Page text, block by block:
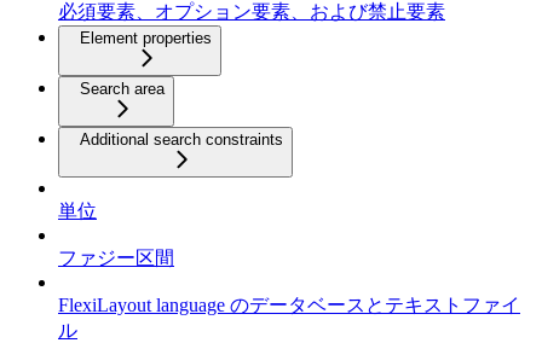
必須要素、オプション要素、および禁止要素
Element properties
Search area
Additional search constraints
単位
ファジー区間
FlexiLayout language のデータベースとテキストファイ
ル